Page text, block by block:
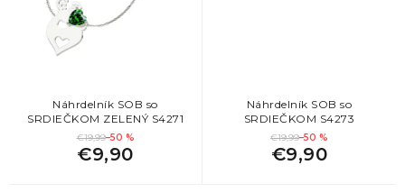
Náhrdelník SOB so
SRDIEČKOM ZELENÝ S4271
€19,99–50 %
€9,90
Náhrdelník SOB so
SRDIEČKOM S4273
€19,99–50 %
€9,90